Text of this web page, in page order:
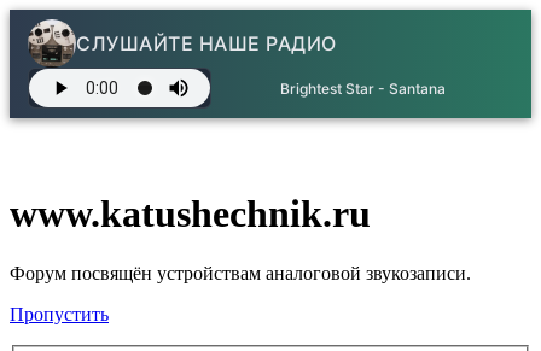
СЛУШАЙТЕ НАШЕ РАДИО
Brightest Star - Santana
www.katushechnik.ru
Форум посвящён устройствам аналоговой звукозаписи.
Пропустить